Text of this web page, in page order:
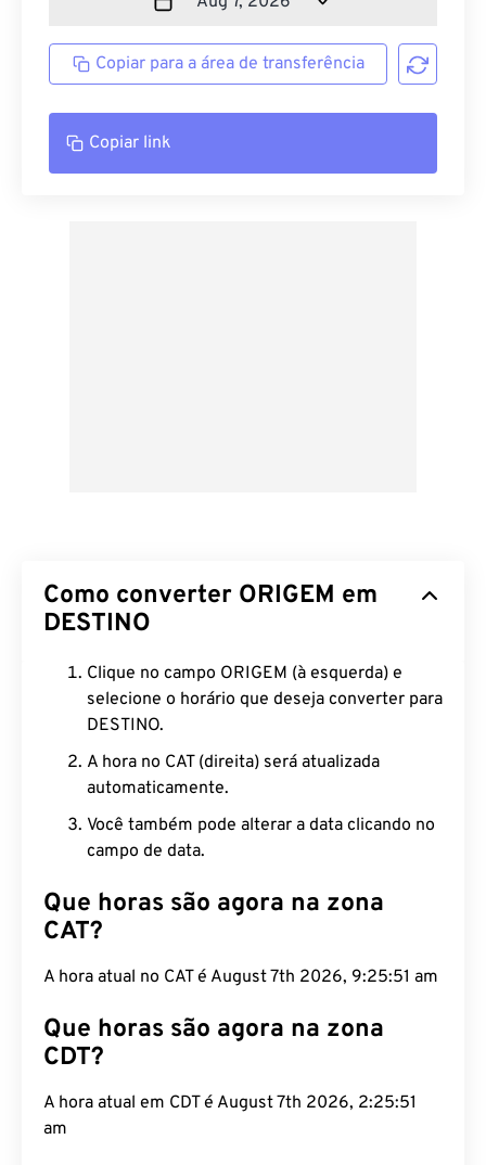
Copiar para a área de transferência
Copiar link
Como converter ORIGEM em
DESTINO
Clique no campo ORIGEM (à esquerda) e
selecione o horário que deseja converter para
DESTINO.
A hora no CAT (direita) será atualizada
automaticamente.
Você também pode alterar a data clicando no
campo de data.
Que horas são agora na zona
CAT?
A hora atual no CAT é August 7th 2026, 9:25:52 am
Que horas são agora na zona
CDT?
A hora atual em CDT é August 7th 2026, 2:25:52
am